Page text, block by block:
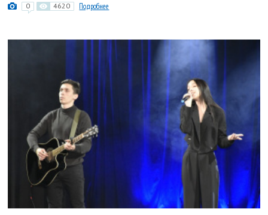
0 4620 Подробнее